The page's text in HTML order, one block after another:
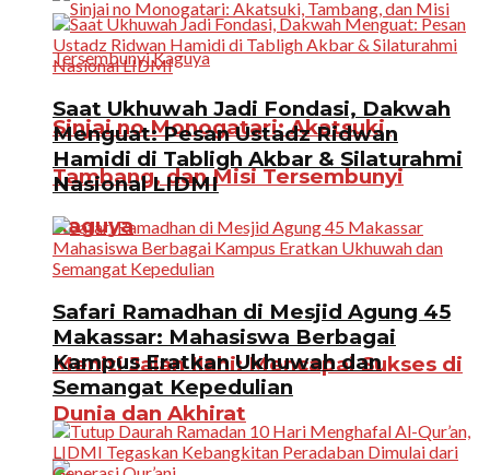
Sinjai no Monogatari: Akatsuki,
Tambang, dan Misi Tersembunyi
Kaguya
Meniti Jalan Ilahi: Mencapai Sukses di
Dunia dan Akhirat
Saat Ukhuwah Jadi Fondasi, Dakwah
Menguat: Pesan Ustadz Ridwan
Hamidi di Tabligh Akbar & Silaturahmi
Nasional LIDMI
Safari Ramadhan di Mesjid Agung 45
Makassar: Mahasiswa Berbagai
Kampus Eratkan Ukhuwah dan
Semangat Kepedulian